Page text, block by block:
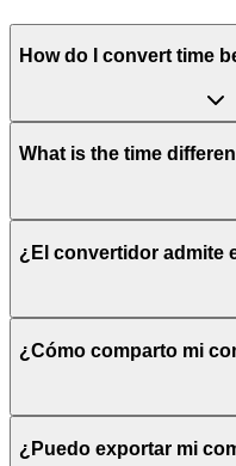
How do I convert time
What is the time
¿El convertidor admite
¿Cómo comparto mi
¿Puedo exportar mi